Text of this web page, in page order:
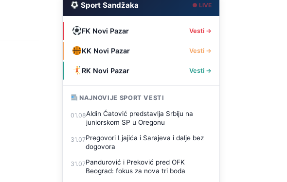
Sport Sandžaka ● LIVE
FK Novi Pazar Vesti →
KK Novi Pazar Vesti →
RK Novi Pazar Vesti →
NAJNOVIJE SPORT VESTI
01.08Aldin Ćatović predstavlja Srbiju na
juniorskom SP u Oregonu
31.07Pregovori Ljajića i Sarajeva i dalje bez
dogovora
31.07Pandurović i Preković pred OFK
Beograd: fokus za nova tri boda